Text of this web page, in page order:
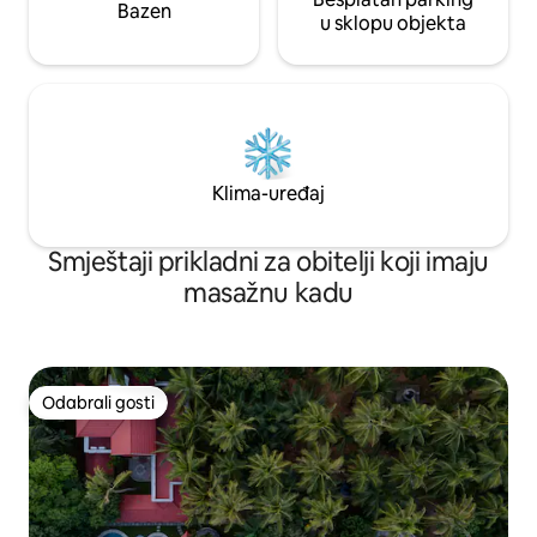
Bazen
u sklopu objekta
Klima-uređaj
Smještaji prikladni za obitelji koji imaju
masažnu kadu
Odabrali gosti
Odabrali gosti